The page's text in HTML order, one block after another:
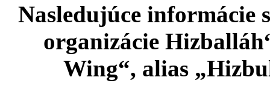
Nasledujúce informácie
organizácie
Wing“, alias